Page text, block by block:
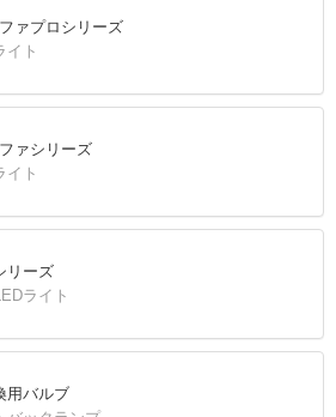
ァプロシリーズ
イト
ァシリーズ
イト
リーズ
ライト
用バルブ